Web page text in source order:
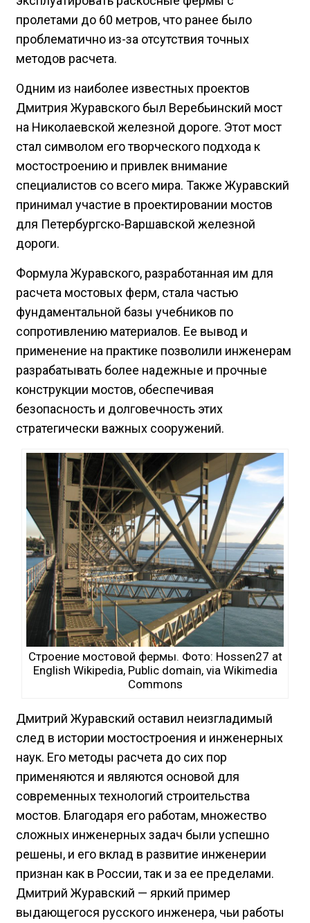
пролетами до 60 метров, что ранее было
проблематично из-за отсутствия точных
методов расчета.
Одним из наиболее известных проектов
Дмитрия Журавского был Веребьинский мост
на Николаевской железной дороге. Этот мост
стал символом его творческого подхода к
мостостроению и привлек внимание
специалистов со всего мира. Также Журавский
принимал участие в проектировании мостов
для Петербургско-Варшавской железной
дороги.
Формула Журавского, разработанная им для
расчета мостовых ферм, стала частью
фундаментальной базы учебников по
сопротивлению материалов. Ее вывод и
применение на практике позволили инженерам
разрабатывать более надежные и прочные
конструкции мостов, обеспечивая
безопасность и долговечность этих
стратегически важных сооружений.
Строение мостовой фермы. Фото: Hossen27 at
English Wikipedia, Public domain, via Wikimedia
Commons
Дмитрий Журавский оставил неизгладимый
след в истории мостостроения и инженерных
наук. Его методы расчета до сих пор
применяются и являются основой для
современных технологий строительства
мостов. Благодаря его работам, множество
сложных инженерных задач были успешно
решены, и его вклад в развитие инженерии
признан как в России, так и за ее пределами.
Дмитрий Журавский — яркий пример
выдающегося русского инженера, чьи работы